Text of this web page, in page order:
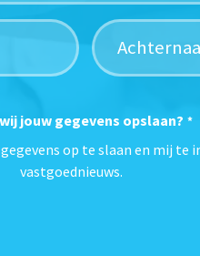
jouw gegevens opslaan? *
op te slaan en mij te
vastgoednieuws.